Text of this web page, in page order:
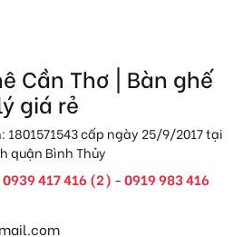
Cần Thơ | Bàn ghế
giá rẻ
cấp ngày 25/9/2017 tại
quận Bình Thủy
0939 417 416 (2) -0919 983 416